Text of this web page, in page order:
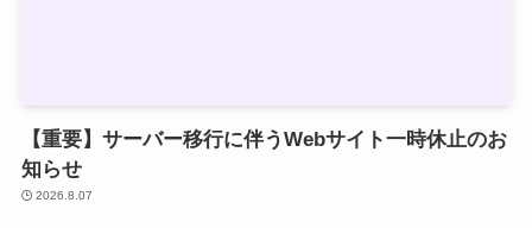
【重要】サーバー移行に伴うWebサイト一時休止のお
知らせ
2026.8.07